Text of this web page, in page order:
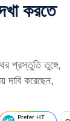
করতে
প্রস্তুতি তুঙ্গে,
দাবি করেছেন,
Prefer HT